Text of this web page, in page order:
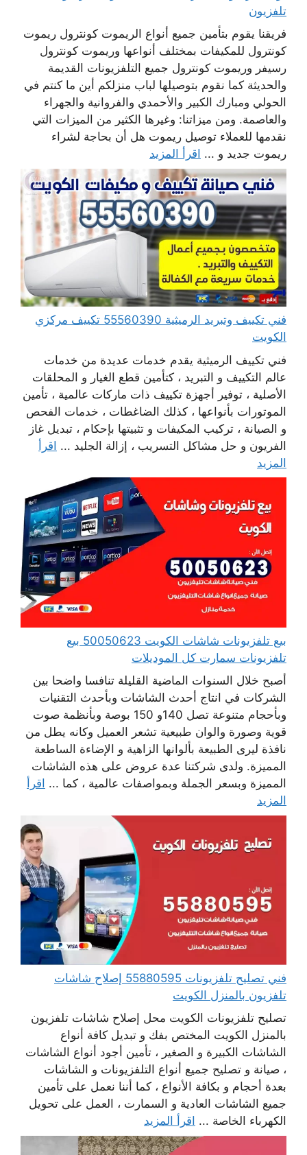
تلفزيون
فريقنا يقوم بتأمين جميع أنواع الريموت كونترول ريموت
كونترول للمكيفات بمختلف أنواعها وريموت كونترول
رسيفر وريموت كونترول جميع التلفزيونات القديمة
والحديثة كما نقوم بتوصيلها لباب منزلكم أين ما كنتم في
الحولي ومبارك الكبير والأحمدي والفروانية والجهراء
والعاصمة. ومن ميزاتنا: وغيرها الكثير من الميزات التي
نقدمها للعملاء توصيل ريموت هل أن بحاجة لشراء
ريموت جديد و ... اقرأ المزيد
فني تكييف وتبريد الرميثية 55560390 تكييف مركزي
الكويت
فني تكييف الرميثية يقدم خدمات عديدة من خدمات
عالم التكييف و التبريد ، كتأمين قطع الغيار و المحلقات
الأصلية ، توفير أجهزة تكييف ذات ماركات عالمية ، تأمين
الموتورات بأنواعها ، كذلك الضاغطات ، خدمات الفحص
و الصيانة ، تركيب المكيفات و تثبيتها بإحكام ، تبديل غاز
الفريون و حل مشاكل التسريب ، إزالة الجليد ... اقرأ
المزيد
بيع تلفزيونات شاشات الكويت 50050623 بيع
تلفزيونات سمارت كل الموديلات
أصبح خلال السنوات الماضية القليلة تنافسا واضحا بين
الشركات في انتاج أحدث الشاشات وبأحدث التقنيات
وبأحجام متنوعة تصل 140و 150 بوصة وبأنظمة صوت
قوية وصورة والوان طبيعية تشعر العميل وكانه يطل من
نافذة ليرى الطبيعة بألوانها الزاهية و الإضاءة الساطعة
المميزة. ولدى شركتنا عدة عروض على هذه الشاشات
المميزة وبسعر الجملة وبمواصفات عالمية ، كما ... اقرأ
المزيد
فني تصليح تلفزيونات 55880595 إصلاح شاشات
تلفزيون بالمنزل الكويت
تصليح تلفزيونات الكويت محل إصلاح شاشات تلفزيون
بالمنزل الكويت المختص بفك و تبديل كافة أنواع
الشاشات الكبيرة و الصغير ، تأمين أجود أنواع الشاشات
، صيانة و تصليح جميع أنواع التلفزيونات و الشاشات
بعدة أحجام و بكافة الأنواع ، كما أننا نعمل على تأمين
جميع الشاشات العادية و السمارت ، العمل على تحويل
الكهرباء الخاصة ... اقرأ المزيد